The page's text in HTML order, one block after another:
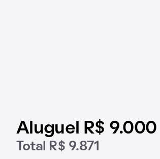
Aluguel R$ 9.000
Total R$ 9.871